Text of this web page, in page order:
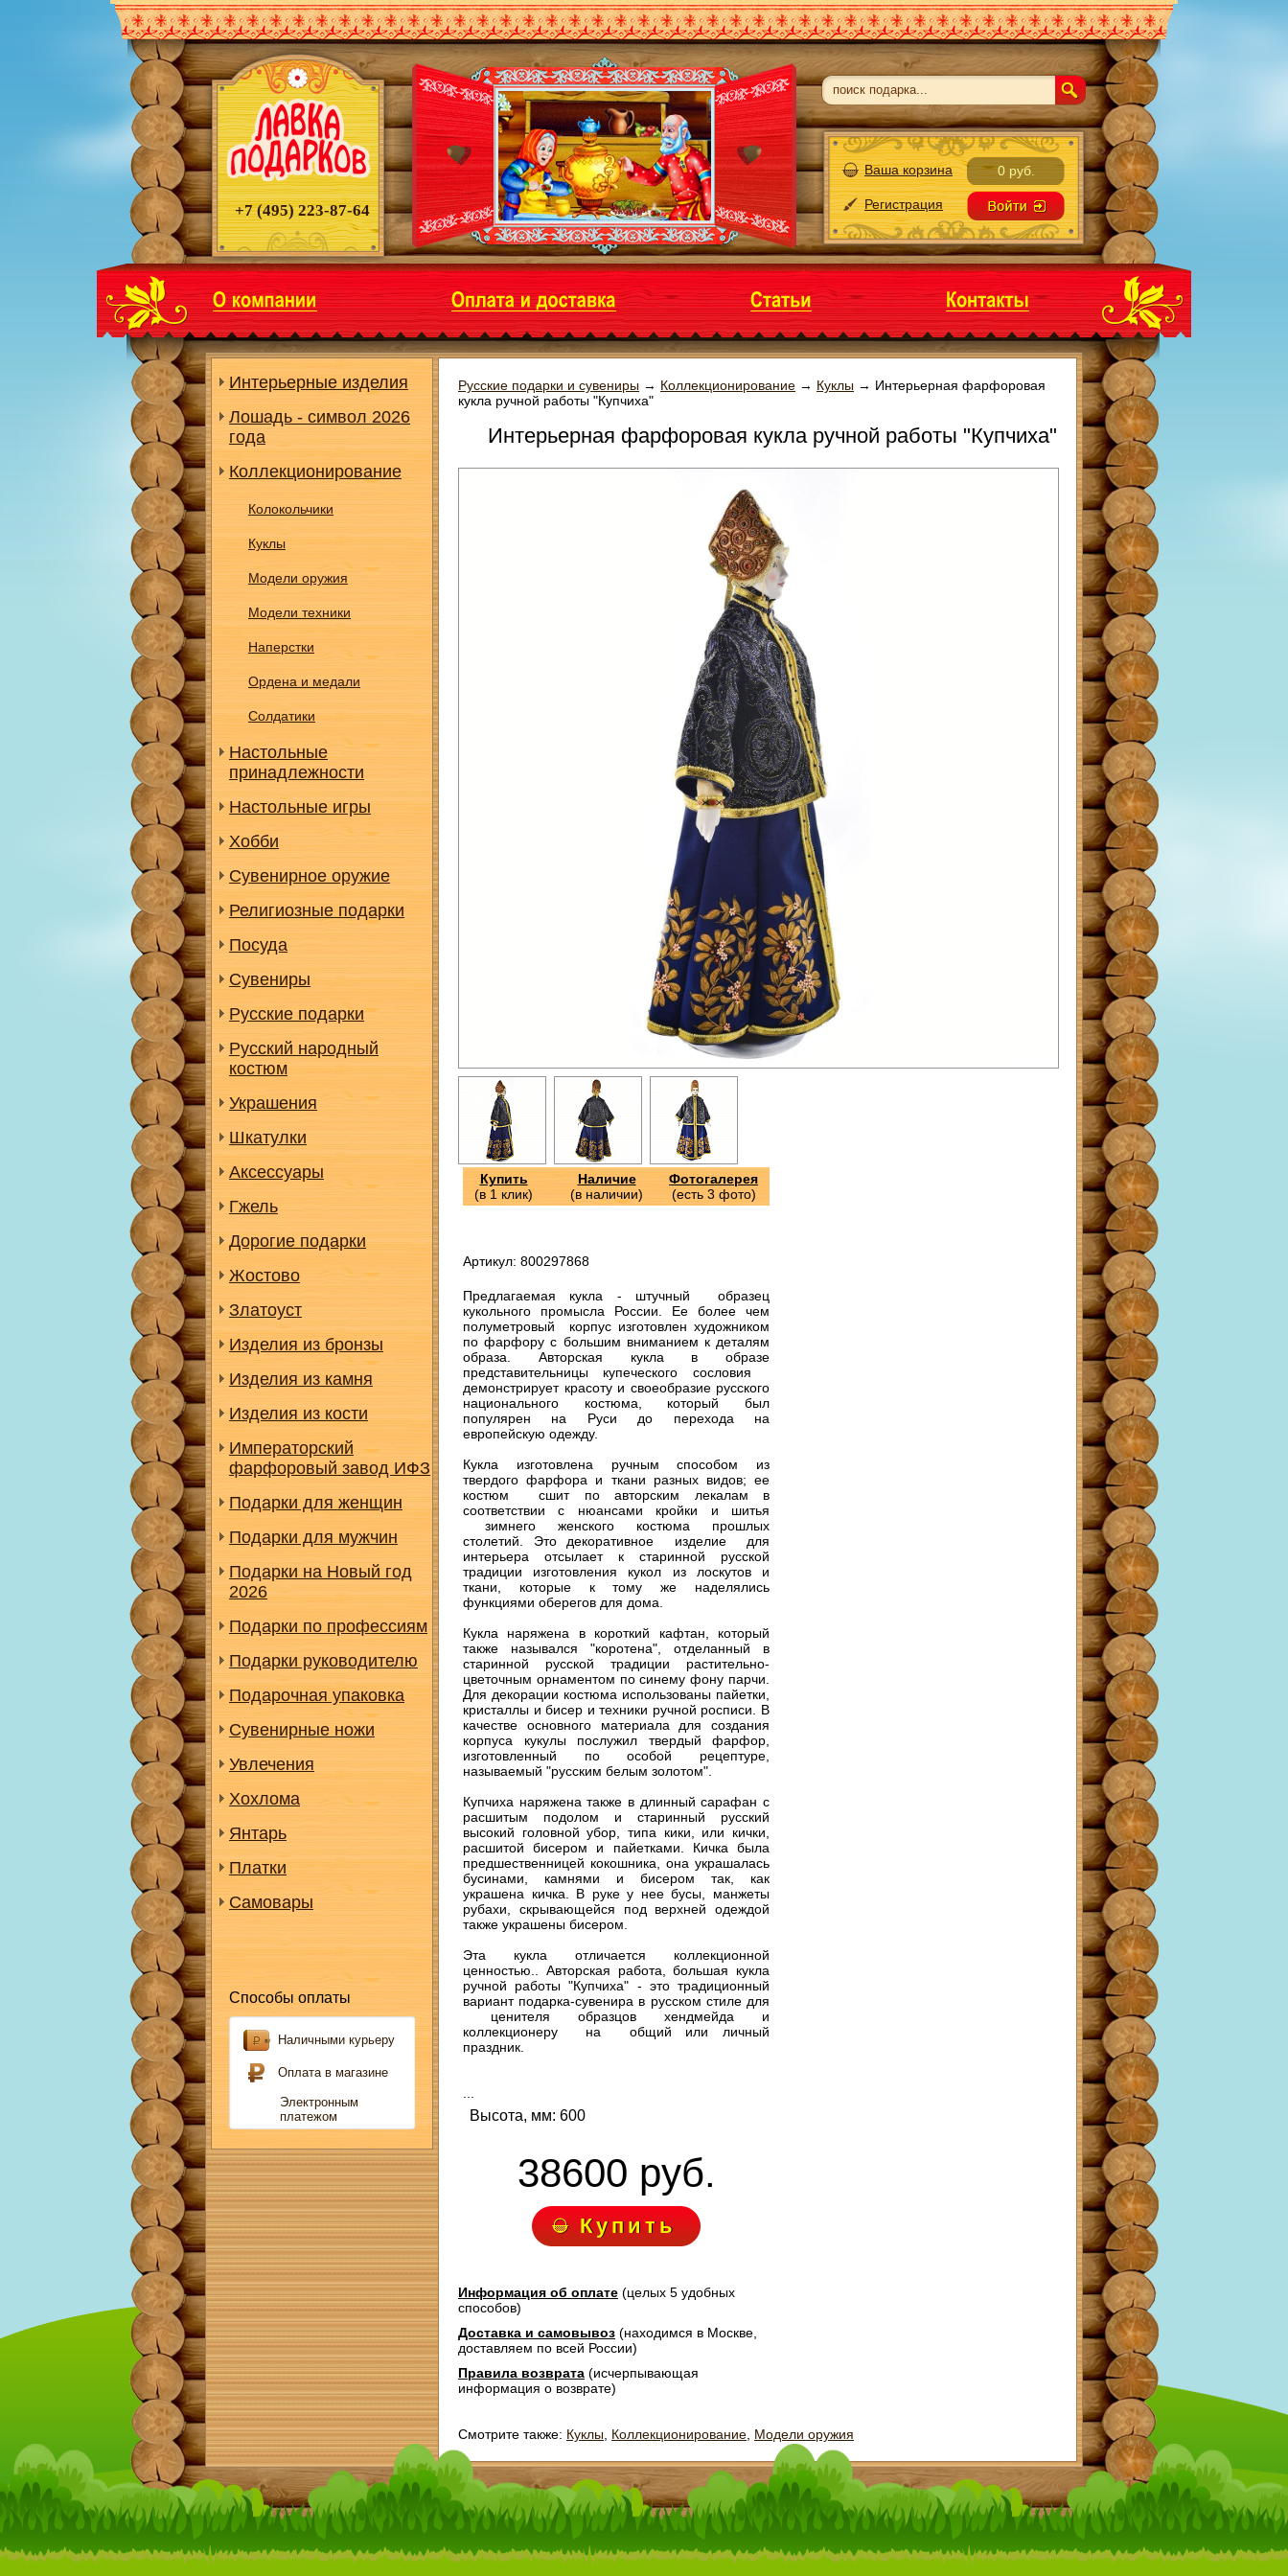
+7 (495) 223-87-64
Ваша корзина 0 руб.
Регистрация
Интерьерные изделия
Лошадь - символ 2026
года
Коллекционирование
Колокольчики
Куклы
Модели оружия
Модели техники
Наперстки
Ордена и медали
Солдатики
Настольные
принадлежности
Настольные игры
Хобби
Сувенирное оружие
Религиозные подарки
Посуда
Сувениры
Русские подарки
Русский народный
костюм
Украшения
Шкатулки
Аксессуары
Гжель
Дорогие подарки
Жостово
Златоуст
Изделия из бронзы
Изделия из камня
Изделия из кости
Императорский
фарфоровый завод ИФЗ
Подарки для женщин
Подарки для мужчин
Подарки на Новый год
2026
Подарки по профессиям
Подарки руководителю
Подарочная упаковка
Сувенирные ножи
Увлечения
Хохлома
Янтарь
Платки
Самовары
Способы оплаты
Наличными курьеру
Оплата в магазине
Электронным
платежом
Русские подарки и сувениры → Коллекционирование → Куклы → Интерьерная фарфоровая
кукла ручной работы "Купчиха"
Интерьерная фарфоровая кукла ручной работы "Купчиха"
Купить
(в 1 клик)
Наличие
(в наличии)
Фотогалерея
(есть 3 фото)
Артикул: 800297868
Предлагаемая кукла - штучный образец
кукольного промысла России. Ее более чем
полуметровый корпус изготовлен художником
по фарфору с большим вниманием к деталям
образа. Авторская кукла в образе
представительницы купеческого сословия
демонстрирует красоту и своеобразие русского
национального костюма, который был
популярен на Руси до перехода на
европейскую одежду.
Кукла изготовлена ручным способом из
твердого фарфора и ткани разных видов; ее
костюм сшит по авторским лекалам в
соответствии с нюансами кройки и шитья
зимнего женского костюма прошлых
столетий. Это декоративное изделие для
интерьера отсылает к старинной русской
традиции изготовления кукол из лоскутов и
ткани, которые к тому же наделялись
функциями оберегов для дома.
Кукла наряжена в короткий кафтан, который
также назывался "коротена", отделанный в
старинной русской традиции растительно-
цветочным орнаментом по синему фону парчи.
Для декорации костюма использованы пайетки,
кристаллы и бисер и техники ручной росписи. В
качестве основного материала для создания
корпуса кукулы послужил твердый фарфор,
изготовленный по особой рецептуре,
называемый "русским белым золотом".
Купчиха наряжена также в длинный сарафан с
расшитым подолом и старинный русский
высокий головной убор, типа кики, или кички,
расшитой бисером и пайетками. Кичка была
предшественницей кокошника, она украшалась
бусинами, камнями и бисером так, как
украшена кичка. В руке у нее бусы, манжеты
рубахи, скрывающейся под верхней одеждой
также украшены бисером.
Эта кукла отличается коллекционной
ценностью.. Авторская работа, большая кукла
ручной работы "Купчиха" - это традиционный
вариант подарка-сувенира в русском стиле для
ценителя образцов хендмейда и
коллекционеру на общий или личный
праздник.
Высота, мм: 600
38600 руб.
Купить
Информация об оплате (целых 5 удобных
способов)
Доставка и самовывоз (находимся в Москве,
доставляем по всей России)
Правила возврата (исчерпывающая
информация о возврате)
Смотрите также: Куклы Коллекционирование Модели оружия